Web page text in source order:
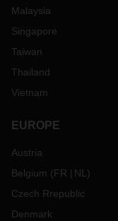
Malaysia
Singapore
Taiwan
Thailand
Vietnam
EUROPE
Austria
Belgium (FR NL)
Czech Rrepublic
Denmark